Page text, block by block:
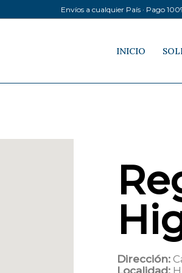
Envíos a cualquier País · Pago
INICIO
Dirección:
Localidad: